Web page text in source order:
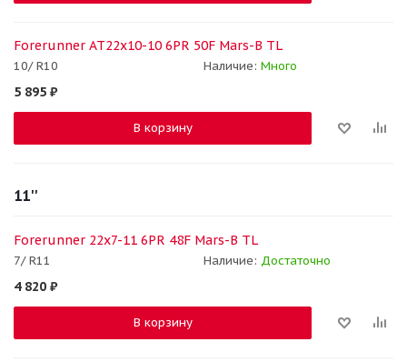
Forerunner AT22x10-10 6PR 50F Mars-B TL
10/ R10 Наличие: Много
5 895 ₽
В корзину
11''
Forerunner 22x7-11 6PR 48F Mars-B TL
7/ R11 Наличие: Достаточно
4 820 ₽
В корзину